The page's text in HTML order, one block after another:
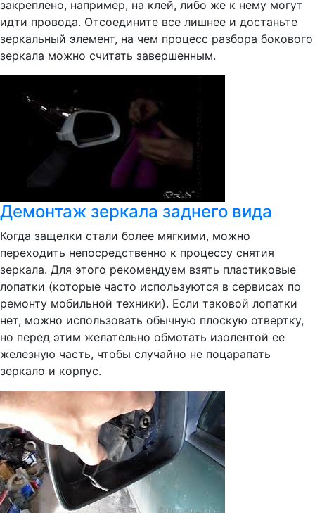
закреплено, например, на клей, либо же к нему могут
идти провода. Отсоедините все лишнее и достаньте
зеркальный элемент, на чем процесс разбора бокового
зеркала можно считать завершенным.
Демонтаж зеркала заднего вида
Когда защелки стали более мягкими, можно
переходить непосредственно к процессу снятия
зеркала. Для этого рекомендуем взять пластиковые
лопатки (которые часто используются в сервисах по
ремонту мобильной техники). Если таковой лопатки
нет, можно использовать обычную плоскую отвертку,
но перед этим желательно обмотать изолентой ее
железную часть, чтобы случайно не поцарапать
зеркало и корпус.